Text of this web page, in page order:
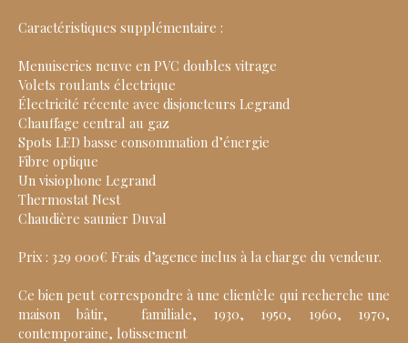
Caractéristiques supplémentaire :
Menuiseries neuve en PVC doubles vitrage
Volets roulants électrique
Électricité récente avec disjoncteurs Legrand
Chauffage central au gaz
Spots LED basse consommation d’énergie
Fibre optique
Un visiophone Legrand
Thermostat Nest
Chaudière saunier Duval
Prix : 329 000€ Frais d’agence inclus à la charge du vendeur.
Ce bien peut correspondre à une clientèle qui recherche une
maison bâtir, familiale, 1930, 1950, 1960, 1970,
contemporaine, lotissement